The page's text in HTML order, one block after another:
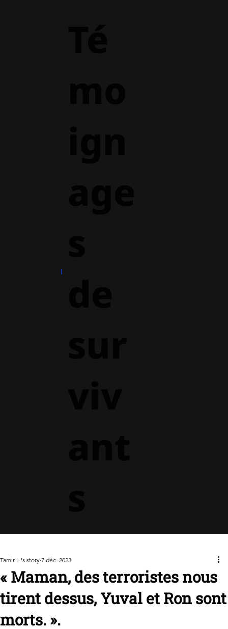
« Maman, des terroristes nous
tirent dessus, Yuval et Ron sont
morts. ».
Tamir L.'s story 7 déc. 2023